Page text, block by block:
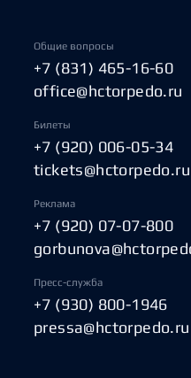
Общие вопросы
+7 (831) 465-16-60
office@hctorpedo.ru
Билеты
+7 (920) 006-05-34
tickets@hctorpedo.ru
Реклама
+7 (920) 07-07-800
Пресс-служба
+7 (930) 800-1946
pressa@hctorpedo.ru